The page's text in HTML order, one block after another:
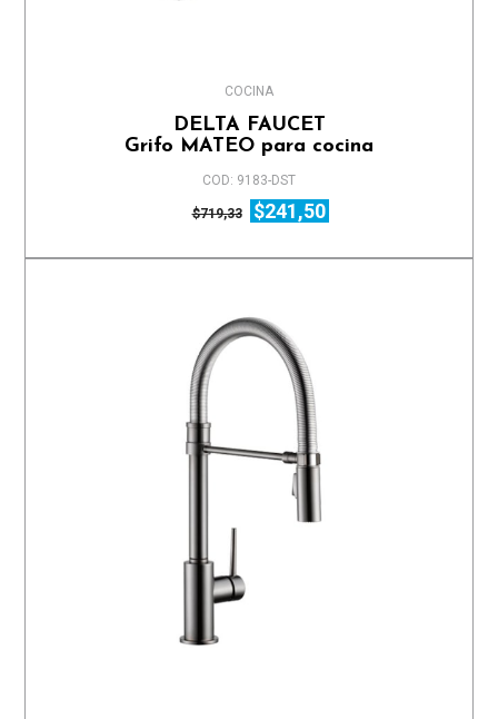
COCINA
DELTA FAUCET
Grifo MATEO para cocina
COD: 9183-DST
$719,33 $241,50